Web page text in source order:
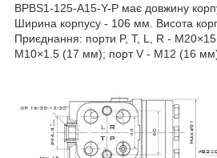
BPBS1-125-A15-Y-P має довжину
Ширина корпусу - 106 мм. Висота
Приєднання: порти P, T, L, R -
М10×1.5 (17 мм); порт V - M12 (16